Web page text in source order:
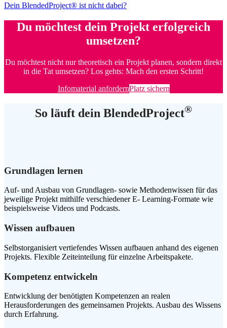
Dein BlendedProject® ist nicht dabei?
Du möchtest dein Projekt erfolgreich
umsetzen?
Du möchtest nicht nur theoretisch ein Projekt planen, sondern direkt
in die Tat umsetzen? Los gehts: Mach den ersten Schritt!
Infomaterial anfordernPlatz sichern
So läuft dein BlendedProject®
Grundlagen lernen
Auf- und Ausbau von Grundlagen- sowie Methodenwissen für das
jeweilige Projekt mithilfe verschiedener E- Learning-Formate wie
beispielsweise Videos und Podcasts.
Wissen aufbauen
Selbstorganisiert vertiefendes Wissen aufbauen anhand des eigenen
Projekts. Flexible Zeiteinteilung für einzelne Arbeitspakete.
Kompetenz entwickeln
Entwicklung der benötigten Kompetenzen an realen
Herausforderungen des gemeinsamen Projekts. Ausbau des Wissens
durch Erfahrung.